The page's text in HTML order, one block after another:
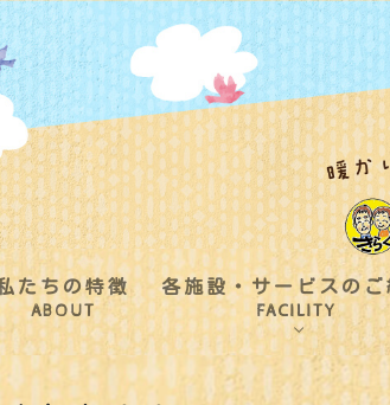
たちの特徴
ABOUT
各施設・サービスの
FACILITY